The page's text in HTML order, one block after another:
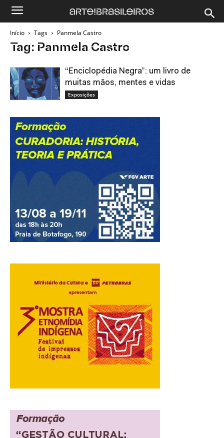
Início Tags Panmela Castro
Tag: Panmela Castro
“Enciclopédia Negra”: um livro de
muitas mãos, mentes e vidas
Exposições